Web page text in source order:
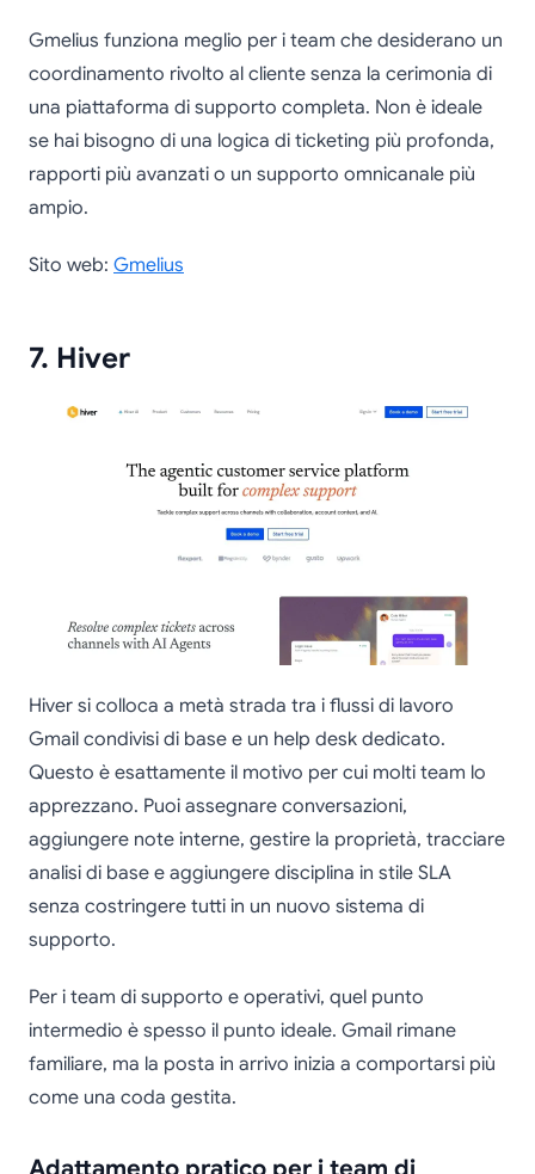
Gmelius funziona meglio per i team che desiderano un
coordinamento rivolto al cliente senza la cerimonia di
una piattaforma di supporto completa. Non è ideale
se hai bisogno di una logica di ticketing più profonda,
rapporti più avanzati o un supporto omnicanale più
ampio.
Sito web: Gmelius
7. Hiver
Hiver si colloca a metà strada tra i flussi di lavoro
Gmail condivisi di base e un help desk dedicato.
Questo è esattamente il motivo per cui molti team lo
apprezzano. Puoi assegnare conversazioni,
aggiungere note interne, gestire la proprietà, tracciare
analisi di base e aggiungere disciplina in stile SLA
senza costringere tutti in un nuovo sistema di
supporto.
Per i team di supporto e operativi, quel punto
intermedio è spesso il punto ideale. Gmail rimane
familiare, ma la posta in arrivo inizia a comportarsi più
come una coda gestita.